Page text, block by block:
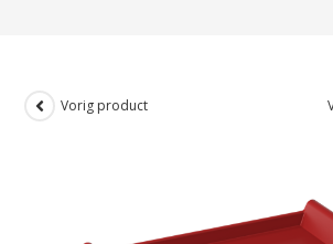
Vorig product